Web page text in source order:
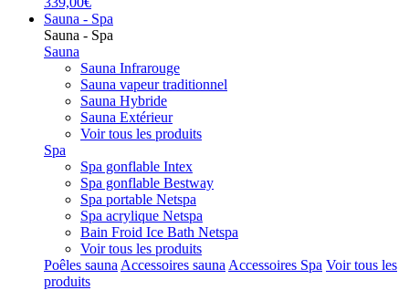
Sauna - Spa
Sauna - Spa
Sauna
Sauna Infrarouge
Sauna vapeur traditionnel
Sauna Hybride
Sauna Extérieur
Voir tous les produits
Spa
Spa gonflable Intex
Spa gonflable Bestway
Spa portable Netspa
Spa acrylique Netspa
Bain Froid Ice Bath Netspa
Voir tous les produits
Poêles sauna Accessoires sauna Accessoires Spa Voir tous les
produits